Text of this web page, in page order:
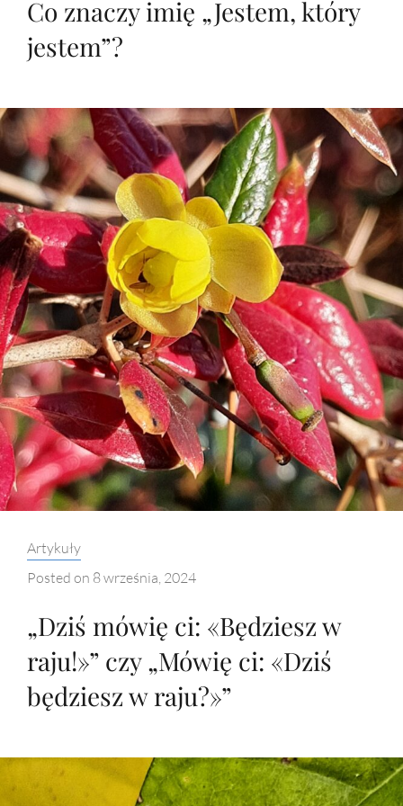
Co znaczy imię „Jestem, który
jestem”?
Categories:
Artykuły
Posted on 8 września, 2024
„Dziś mówię ci: «Będziesz w
raju!»” czy „Mówię ci: «Dziś
będziesz w raju?»”